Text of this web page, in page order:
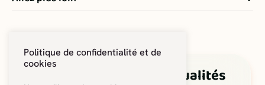
Suivez les dernières actualités
Politique de confidentialité et de
cookies